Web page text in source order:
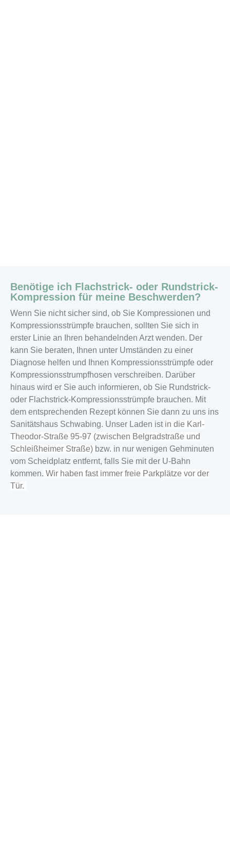
Benötige ich Flachstrick- oder Rundstrick-
Kompression für meine Beschwerden?
Wenn Sie nicht sicher sind, ob Sie Kompressionen und
Kompressionsstrümpfe brauchen, sollten Sie sich in
erster Linie an Ihren behandelnden Arzt wenden. Der
kann Sie beraten, Ihnen unter Umständen zu einer
Diagnose helfen und Ihnen Kompressionsstrümpfe oder
Kompressionsstrumpfhosen verschreiben. Darüber
hinaus wird er Sie auch informieren, ob Sie Rundstrick-
oder Flachstrick-Kompressionsstrümpfe brauchen. Mit
dem entsprechenden Rezept können Sie dann zu uns ins
Sanitätshaus Schwabing. Unser Laden ist in die Karl-
Theodor-Straße 95-97 (zwischen Belgradstraße und
Schleißheimer Straße) bzw. in nur wenigen Gehminuten
vom Scheidplatz entfernt, falls Sie mit der U-Bahn
kommen. Wir haben fast immer freie Parkplätze vor der
Tür.